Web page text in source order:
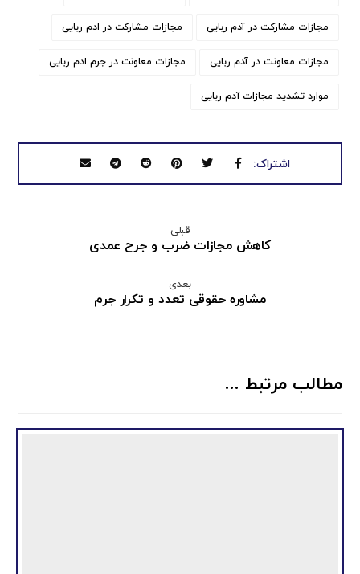
مجازات مشارکت در آدم ربایی مجازات مشارکت در ادم ربایی
مجازات معاونت در آدم ربایی مجازات معاونت در جرم ادم ربایی
موارد تشدید مجازات آدم ربایی
قبلی
کاهش مجازات ضرب و جرح عمدی
بعدی
مشاوره حقوقی تعدد و تکرار جرم
مطالب مرتبط ...